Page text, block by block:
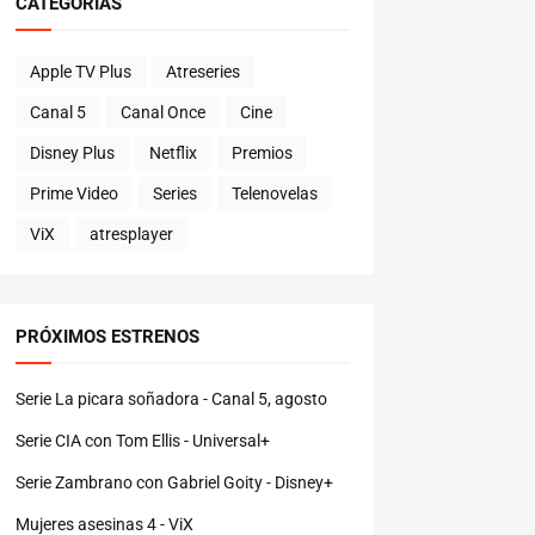
Apple TV Plus Atreseries
Canal 5 Canal Once Cine
Disney Plus Netflix Premios
Prime Video Series Telenovelas
ViX atresplayer
PRÓXIMOS ESTRENOS
Serie La picara soñadora - Canal 5, agosto
Serie CIA con Tom Ellis - Universal+
Serie Zambrano con Gabriel Goity - Disney+
Mujeres asesinas 4 - ViX